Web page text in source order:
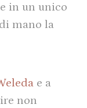
in un unico
mano la
e a
non